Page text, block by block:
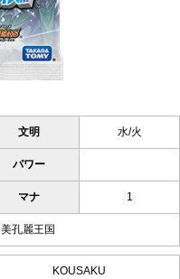
文明 水/火
パワー
マナ 1
美孔麗王国
KOUSAKU